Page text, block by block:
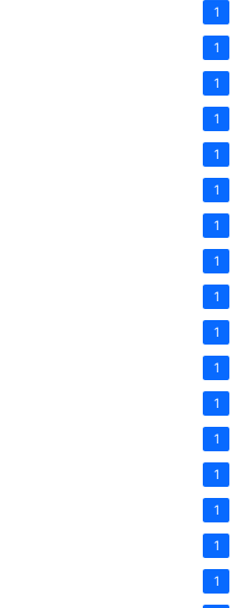
1
1
1
1
1
1
1
1
1
1
1
1
1
1
1
1
1